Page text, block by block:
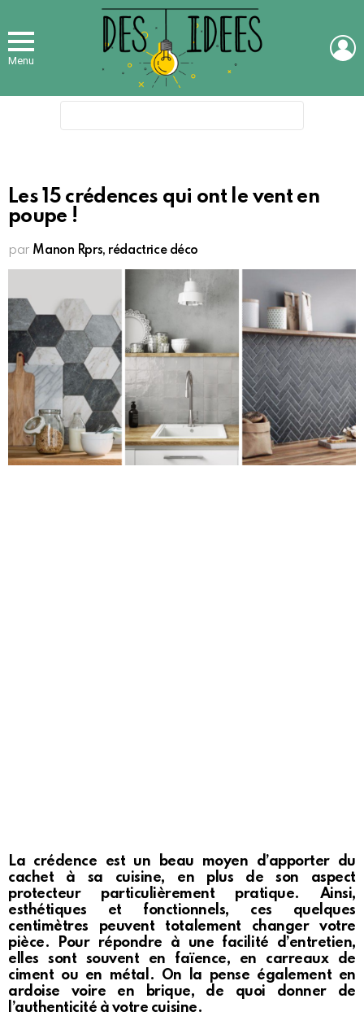
Menu
Les 15 crédences qui ont le vent en
poupe !
par Manon Rprs, rédactrice déco
La crédence est un beau moyen d’apporter du
cachet à sa cuisine, en plus de son aspect
protecteur particulièrement pratique. Ainsi,
esthétiques et fonctionnels, ces quelques
centimètres peuvent totalement changer votre
pièce. Pour répondre à une facilité d’entretien,
elles sont souvent en faïence, en carreaux de
ciment ou en métal. On la pense également en
ardoise voire en brique, de quoi donner de
l’authenticité à votre cuisine.